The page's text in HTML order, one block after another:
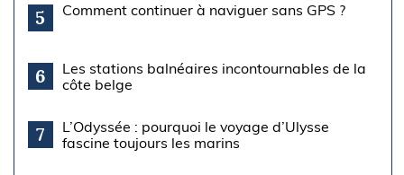
5 Comment continuer à naviguer sans GPS ?
6
Les stations balnéaires incontournables de la
côte belge
7
L’Odyssée : pourquoi le voyage d’Ulysse
fascine toujours les marins